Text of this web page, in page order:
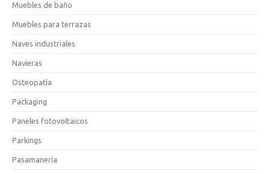
Muebles de baño
Muebles para terrazas
Naves industriales
Navieras
Osteopatía
Packaging
Paneles fotovoltaicos
Parkings
Pasamanería